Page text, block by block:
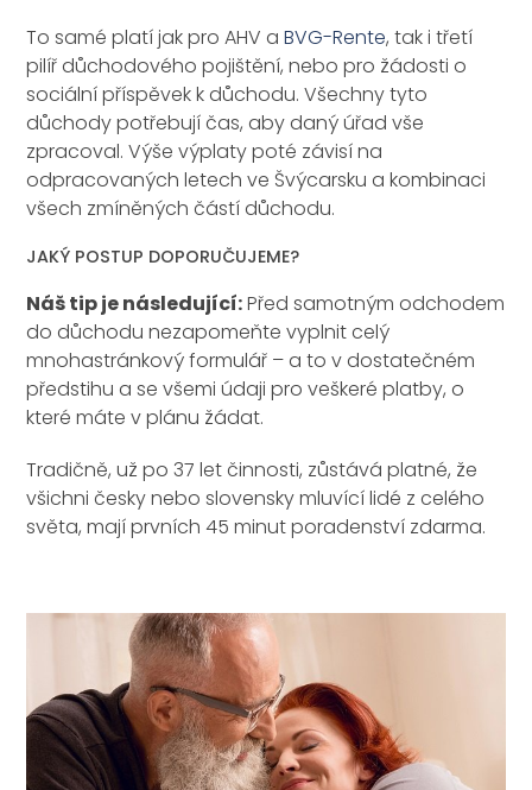
To samé platí jak pro AHV aBVG-Rente, tak i třetí
pilíř důchodového pojištění, nebo pro žádosti o
sociální příspěvek k důchodu. Všechny tyto
důchody potřebují čas, aby daný úřad vše
zpracoval. Výše výplaty poté závisí na
odpracovaných letech ve Švýcarsku a kombinaci
všech zmíněných částí důchodu.
JAKÝ POSTUP DOPORUČUJEME?
Náš tip je následující:Před samotným odchodem
do důchodu nezapomeňte vyplnit celý
mnohastránkový formulář – a to v dostatečném
předstihu a se všemi údaji pro veškeré platby, o
které máte v plánu žádat.
Tradičně, už po 37 let činnosti, zůstává platné, že
všichni česky nebo slovensky mluvící lidé z celého
světa, mají prvních 45 minut poradenství zdarma.